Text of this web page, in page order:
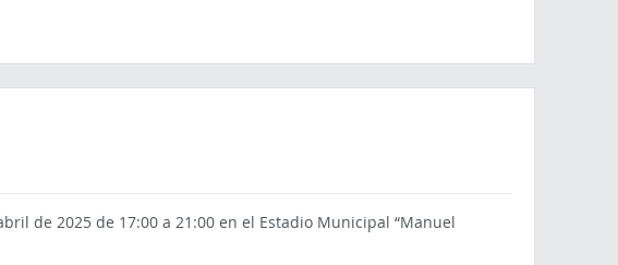
de 2025 de 17:00 a 21:00 en el Estadio Municipal “Manuel